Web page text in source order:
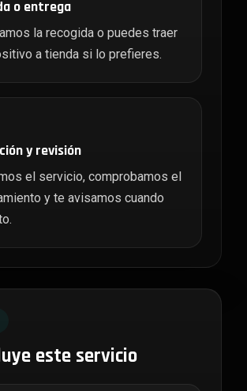
o entrega
la recogida o puedes traer
a tienda si lo prefieres.
y revisión
el servicio, comprobamos el
y te avisamos cuando
este servicio